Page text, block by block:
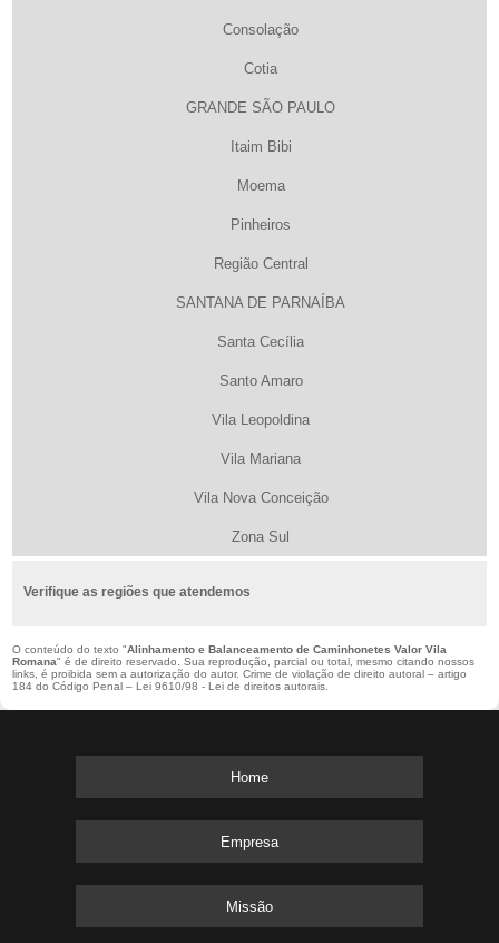
Consolação
Cotia
GRANDE SÃO PAULO
Itaim Bibi
Moema
Pinheiros
Região Central
SANTANA DE PARNAÍBA
Santa Cecília
Santo Amaro
Vila Leopoldina
Vila Mariana
Vila Nova Conceição
Zona Sul
Verifique as regiões que atendemos
O conteúdo do texto "Alinhamento e Balanceamento de Caminhonetes Valor Vila
Romana" é de direito reservado. Sua reprodução, parcial ou total, mesmo citando nossos
links, é proibida sem a autorização do autor. Crime de violação de direito autoral – artigo
184 do Código Penal –Lei 9610/98 - Lei de direitos autorais
Home
Empresa
Missão